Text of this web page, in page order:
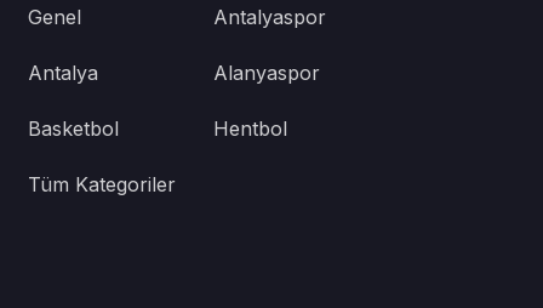
Genel Antalyaspor
Antalya Alanyaspor
Basketbol Hentbol
Tüm Kategoriler